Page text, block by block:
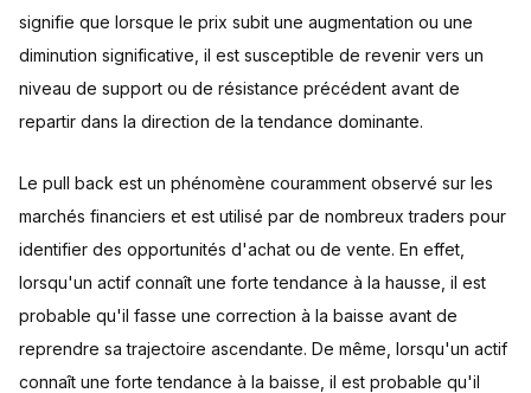
signifie que lorsque le prix subit une augmentation ou une
diminution significative, il est susceptible de revenir vers un
niveau de support ou de résistance précédent avant de
repartir dans la direction de la tendance dominante.
Le pull back est un phénomène couramment observé sur les
marchés financiers et est utilisé par de nombreux traders pour
identifier des opportunités d'achat ou de vente. En effet,
lorsqu'un actif connaît une forte tendance à la hausse, il est
probable qu'il fasse une correction à la baisse avant de
reprendre sa trajectoire ascendante. De même, lorsqu'un actif
connaît une forte tendance à la baisse, il est probable qu'il